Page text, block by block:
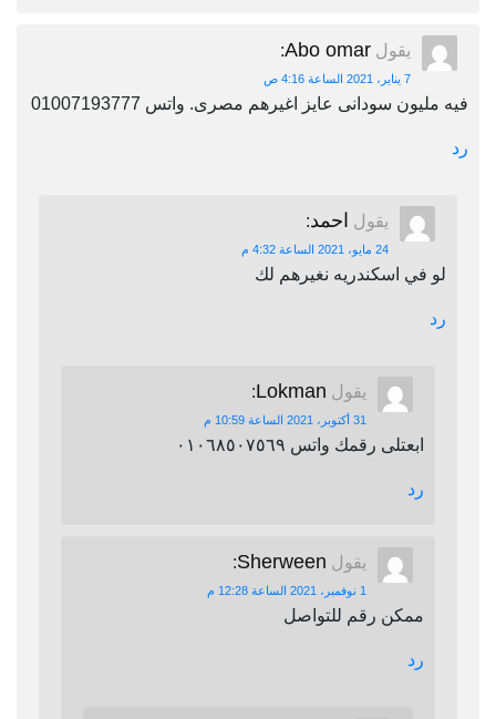
يقول Abo omar
:
7 يناير، 2021 الساعة 4:16 ص
فيه مليون سودانى عايز اغيرهم مصرى. واتس 01007193777
رد
يقول احمد:
24 مايو، 2021 الساعة 4:32 م
لو في اسكندريه نغيرهم لك
رد
يقول Lokman
:
31 أكتوبر، 2021 الساعة 10:59 م
ابعتلى رقمك واتس ٠١٠٦٨٥٠٧٥٦٩
رد
يقول Sherween
:
1 نوفمبر، 2021 الساعة 12:28 م
ممكن رقم للتواصل
رد